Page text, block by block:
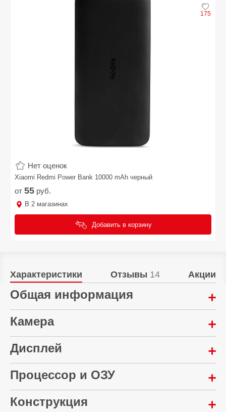
175
Нет оценок
Xiaomi Redmi Power Bank 10000 mAh черный
от 55 руб.
В 2 магазинах
Добавить в корзину
Характеристики Отзывы 14 Акции
Общая информация
Год выпуска:
eSim:
Нет
Материал корпуса:
Камера
Мультикамера:
108 Мп + 5 Мп
Автофокусировка:
Да
Встроенная вспышка:
Дисплей
Диагональ экрана:
6.79 "
Количество цветов экрана:
Процессор и ОЗУ
Количество ядер процессора:
Конструкция